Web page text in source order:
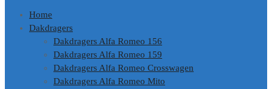
Home
Dakdragers
Dakdragers Alfa Romeo 156
Dakdragers Alfa Romeo 159
Dakdragers Alfa Romeo Crosswagen
Dakdragers Alfa Romeo Mito